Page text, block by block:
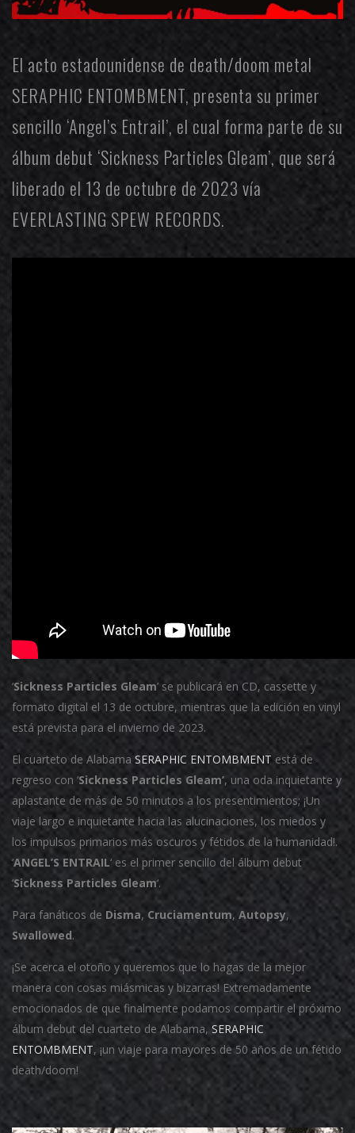
El acto estadounidense de death/doom metal
SERAPHIC ENTOMBMENT, presenta su primer
sencillo ‘Angel’s Entrail’, el cual forma parte de su
álbum debut ‘Sickness Particles Gleam’, que será
liberado el 13 de octubre de 2023 vía
EVERLASTING SPEW RECORDS.
‘Sickness Particles Gleam’ se publicará en CD, cassette y
formato digital el 13 de octubre, mientras que la edición en vinyl
está prevista para el invierno de 2023.
El cuarteto de AlabamaSERAPHIC ENTOMBMENT está de
regreso con ‘Sickness Particles Gleam’, una oda inquietante y
aplastante de más de 50 minutos a los presentimientos; ¡Un
viaje largo e inquietante hacia las alucinaciones, los miedos y
los impulsos primarios más oscuros y fétidos de la humanidad!.
‘ANGEL’S ENTRAIL‘ es el primer sencillo del álbum debut
‘Sickness Particles Gleam‘.
Para fanáticos de Disma, Cruciamentum, Autopsy,
Swallowed.
¡Se acerca el otoño y queremos que lo hagas de la mejor
manera con cosas miásmicas y bizarras! Extremadamente
emocionados de que finalmente podamos compartir el próximo
álbum debut del cuarteto de Alabama,SERAPHIC
ENTOMBMENT, ¡un viaje para mayores de 50 años de un fétido
death/doom!